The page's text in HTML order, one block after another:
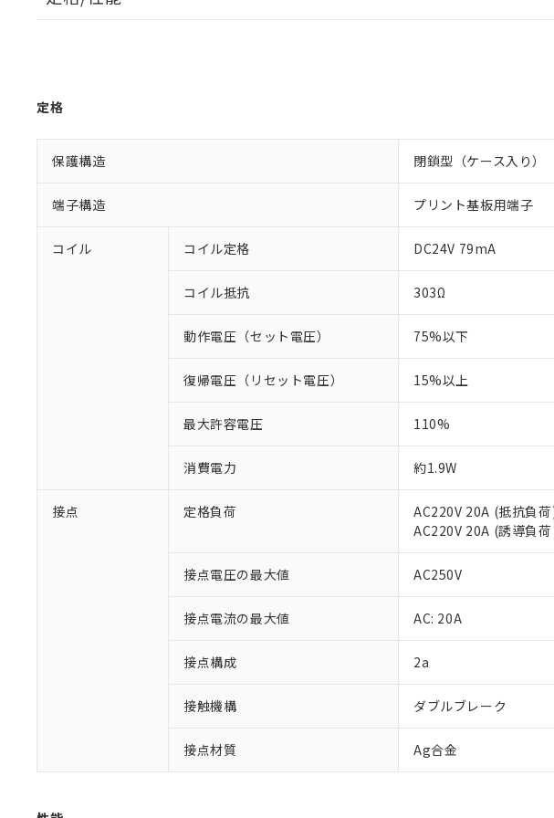
定格
保護構造 閉鎖型（ケース入り）
端子構造 プリント基板用端子
コイル コイル定格 DC24V 79mA
コイル抵抗 303Ω
動作電圧（セット電圧） 75%以下
復帰電圧（リセット電圧） 15%以上
最大許容電圧 110%
消費電力 約1.9W
接点 定格負荷
AC220V 20A (抵抗負
AC220V 20A (誘導負
接点電圧の最大値 AC250V
接点電流の最大値 AC: 20A
接点構成 2a
接触機構 ダブルブレーク
接点材質 Ag合金
以下の条件をお読みいただき、同意のうえ
対応済み：EU RoHS指令（10物質）
対応予定：EU RoHS指令（10物質）の非
調査・確認中：EU RoHS指令（10物質）
非該当品：ライセンス料など無形物で、有
※1 中国RoHS○×表
「○」：最大均質材料含有率が中国RoHS